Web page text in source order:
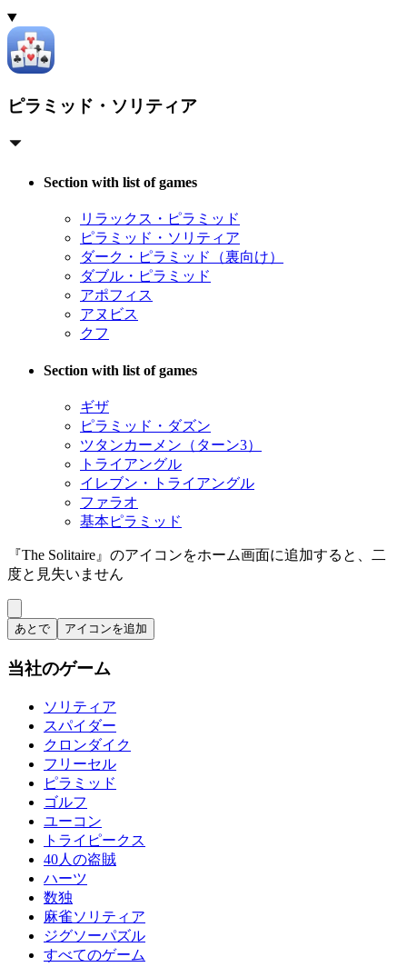
ピラミッド・ソリティア
Section with list of games
リラックス・ピラミッド
ピラミッド・ソリティア
ダーク・ピラミッド（裏向け）
ダブル・ピラミッド
アポフィス
アヌビス
クフ
Section with list of games
ギザ
ピラミッド・ダズン
ツタンカーメン（ターン3）
トライアングル
イレブン・トライアングル
ファラオ
基本ピラミッド
『The Solitaire』のアイコンをホーム画面に追加すると、二
度と見失いません
あとで アイコンを追加
当社のゲーム
ソリティア
スパイダー
クロンダイク
フリーセル
ピラミッド
ゴルフ
ユーコン
トライピークス
40人の盗賊
ハーツ
数独
麻雀ソリティア
ジグソーパズル
すべてのゲーム